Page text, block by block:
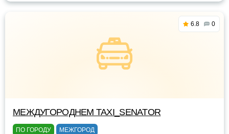
6.8 0
МЕЖДУГОРОДНЕМ TAXI_SENATOR
ПО ГОРОДУ МЕЖГОРОД